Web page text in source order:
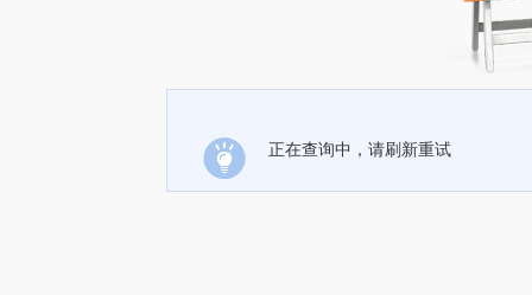
正在查询中，请刷新重试